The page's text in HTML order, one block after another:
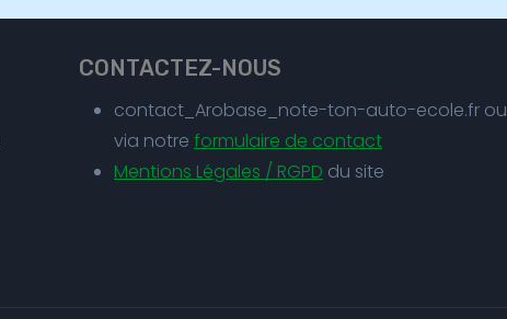
CONTACTEZ-NOUS
contact_Arobase_note-ton-auto-ecole.fr ou
via notre formulaire de contact
Mentions Légales / RGPD du site